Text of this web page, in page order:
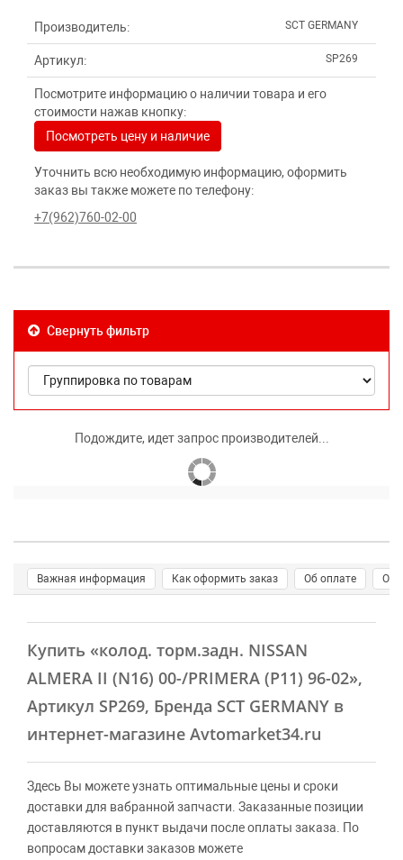
Производитель: SCT GERMANY
Артикул: SP269
Посмотрите информацию о наличии товара и его
стоимости нажав кнопку:
Посмотреть цену и наличие
Уточнить всю необходимую информацию, оформить
заказ вы также можете по телефону:
+7(962)760-02-00
Свернуть фильтр
Подождите, идет запрос производителей...
Важная информация Как оформить заказ Об оплате О
Купить «колод. торм.задн. NISSAN
ALMERA II (N16) 00-/PRIMERA (P11) 96-02»,
Артикул SP269, Бренда SCT GERMANY в
интернет-магазине Avtomarket34.ru
Здесь Вы можете узнать оптимальные цены и сроки
доставки для вабранной запчасти. Заказанные позиции
доставляются в пункт выдачи после оплаты заказа. По
вопросам доставки заказов можете